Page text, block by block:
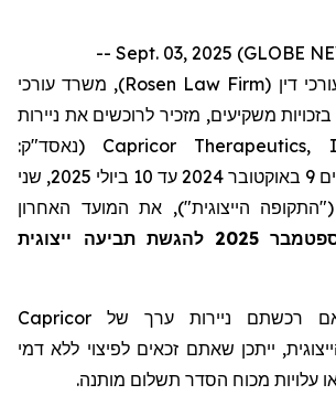
דין (Rosen Law Firm), משרד עורכי
בזכויות משקיעים, מזכיר לרוכשים את ניירות
Capricor Therapeutics, (נאסד"ק:
) בין התאריכים 9 באוקטובר 2024 עד 10 ביולי 2025, שני
הייצוגית"), את המועד האחרון
2025 להגשת תביעה ייצוגית
רכשתם ניירות ערך של Capricor
ייתכן שאתם זכאים לפיצוי ללא דמי
עלויות מכוח הסדר תשלום מותנה.